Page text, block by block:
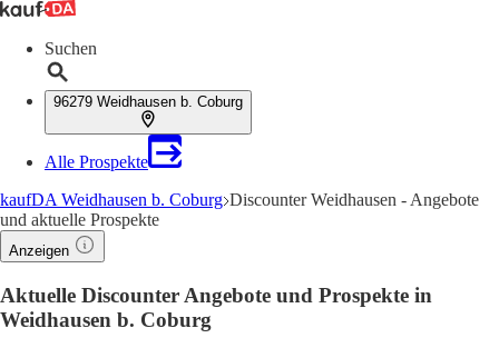
Suchen
96279 Weidhausen b. Coburg
Alle Prospekte
kaufDA Weidhausen b. Coburg Discounter Weidhausen - Angebote
und aktuelle Prospekte
Anzeigen
Aktuelle Discounter Angebote und Prospekte in
Weidhausen b. Coburg